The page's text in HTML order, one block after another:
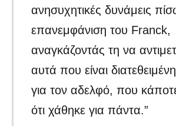
ανησυχητικές δυνάμεις
επανεμφάνιση του Franck,
αναγκάζοντάς τη να
αυτά που είναι
για τον αδελφό, που
ότι χάθηκε για πάντα.”